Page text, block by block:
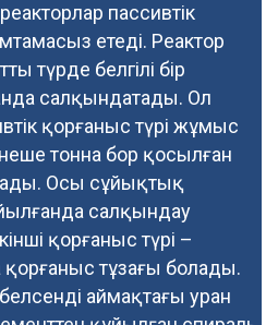
пассивтік
етеді. Реактор
түрде белгілі бір
салқындатады. Ол
қорғаныс түрі жұмыс
тонна бор қосылған
Осы сұйықтық
салқындау
қорғаныс түрі –
тұзағы болады.
аймақтағы уран